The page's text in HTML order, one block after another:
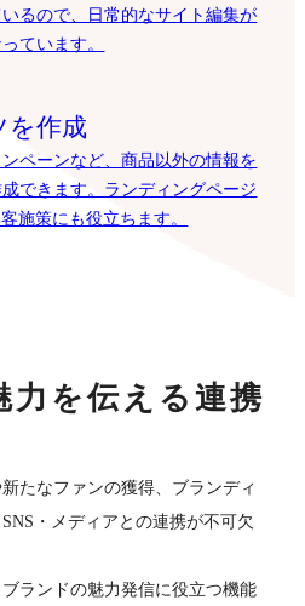
るので、日常的なサイト編集が
ています。
を作成
ペーンなど、商品以外の情報を
できます。ランディングページ
施策にも役立ちます。
力を伝える連携
たなファンの獲得、ブランディ
・メディアとの連携が不可欠
ランドの魅力発信に役立つ機能